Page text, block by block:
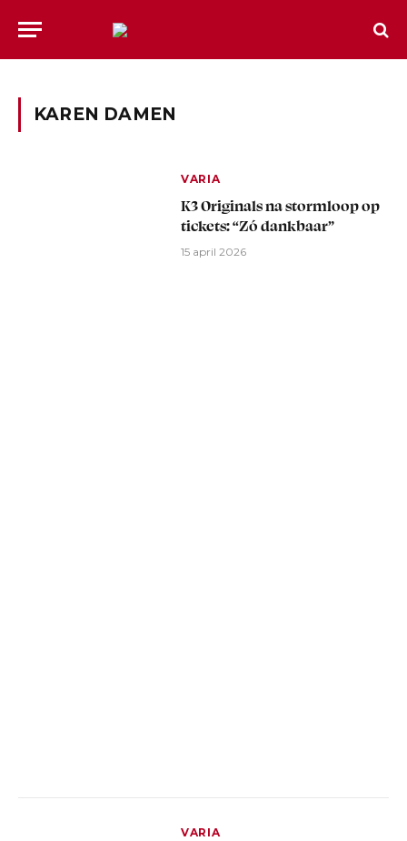
KAREN DAMEN
VARIA
K3 Originals na stormloop op
tickets: “Zó dankbaar”
15 april 2026
VARIA